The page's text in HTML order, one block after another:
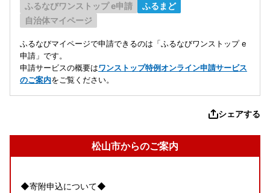
ふるなびワンストップ e申請
ふるまど
自治体マイページ
ふるなびマイページで申請できるのは「ふるなびワンストップ e
申請」です。
申請サービスの概要はワンストップ特例オンライン申請サービス
のご案内をご覧ください。
シェアする
松山市からのご案内
◆寄附申込について◆